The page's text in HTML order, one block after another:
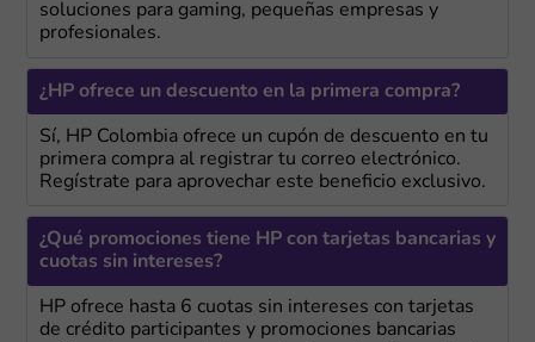
soluciones para gaming, pequeñas empresas y
profesionales.
¿HP ofrece un descuento en la primera compra?
Sí, HP Colombia ofrece un cupón de descuento en tu
primera compra al registrar tu correo electrónico.
Regístrate para aprovechar este beneficio exclusivo.
¿Qué promociones tiene HP con tarjetas bancarias y
cuotas sin intereses?
HP ofrece hasta 6 cuotas sin intereses con tarjetas
de crédito participantes y promociones bancarias